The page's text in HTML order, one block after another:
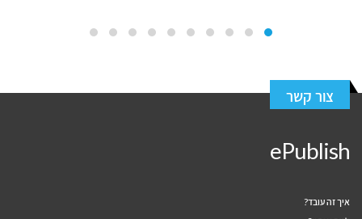
צור קשר
ePublish
איך זה עובד?